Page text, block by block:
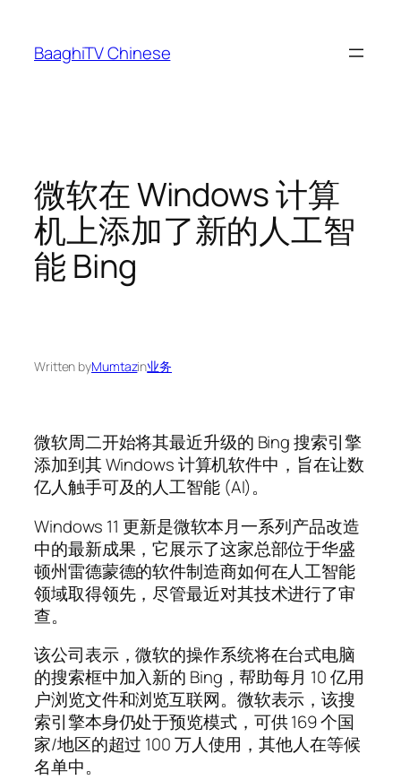
content
BaaghiTV Chinese
微软在 Windows 计算
机上添加了新的人工智
能 Bing
Written byMumtazin业务
微软周二开始将其最近升级的 Bing 搜索引擎
添加到其 Windows 计算机软件中，旨在让数
亿人触手可及的人工智能 (AI)。
Windows 11 更新是微软本月一系列产品改造
中的最新成果，它展示了这家总部位于华盛
顿州雷德蒙德的软件制造商如何在人工智能
领域取得领先，尽管最近对其技术进行了审
查。
该公司表示，微软的操作系统将在台式电脑
的搜索框中加入新的 Bing，帮助每月 10 亿用
户浏览文件和浏览互联网。微软表示，该搜
索引擎本身仍处于预览模式，可供 169 个国
家/地区的超过 100 万人使用，其他人在等候
名单中。